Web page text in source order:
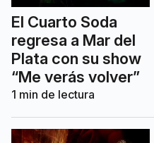
El Cuarto Soda
regresa a Mar del
Plata con su show
“Me verás volver”
1 min de lectura